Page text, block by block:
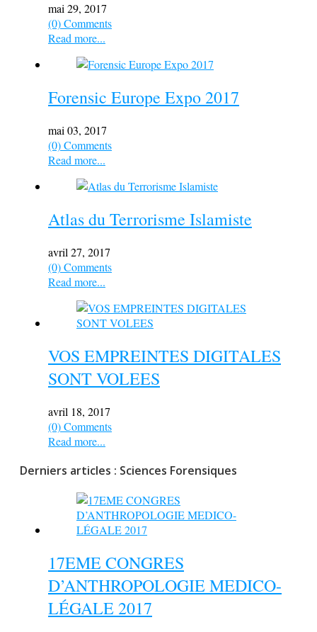
mai 29, 2017
(0) Comments
Read more...
Forensic Europe Expo 2017
mai 03, 2017
(0) Comments
Read more...
Atlas du Terrorisme Islamiste
avril 27, 2017
(0) Comments
Read more...
VOS EMPREINTES DIGITALES
SONT VOLEES
avril 18, 2017
(0) Comments
Read more...
Derniers articles : Sciences Forensiques
17EME CONGRES
D’ANTHROPOLOGIE MEDICO-
LÉGALE 2017